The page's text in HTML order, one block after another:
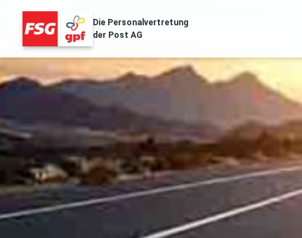
Die Personalvertretung
der Post AG
Distribution & Logistik